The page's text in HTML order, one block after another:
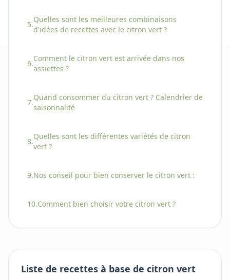
5.
Quelles sont les meilleures combinaisons
d'idées de recettes avec le citron vert ?
6.
Comment le citron vert est arrivée dans nos
assiettes ?
7.
Quand consommer du citron vert ? Calendrier de
saisonnalité
8.
Quelles sont les différentes variétés de citron
vert ?
9.Nos conseil pour bien conserver le citron vert :
10.Comment bien choisir votre citron vert ?
Liste de recettes à base de citron vert